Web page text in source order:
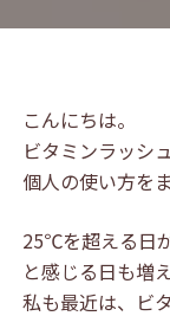
こんにちは。
ビタミンラッシ
個人の使い方を
25℃を超える日
と感じる日も増
私も最近は、ビ